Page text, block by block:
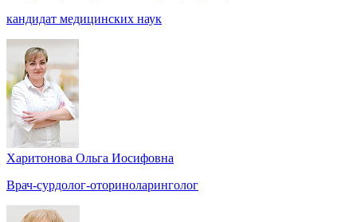
кандидат медицинских наук
Харитонова Ольга Иосифовна
Врач-сурдолог-оториноларинголог